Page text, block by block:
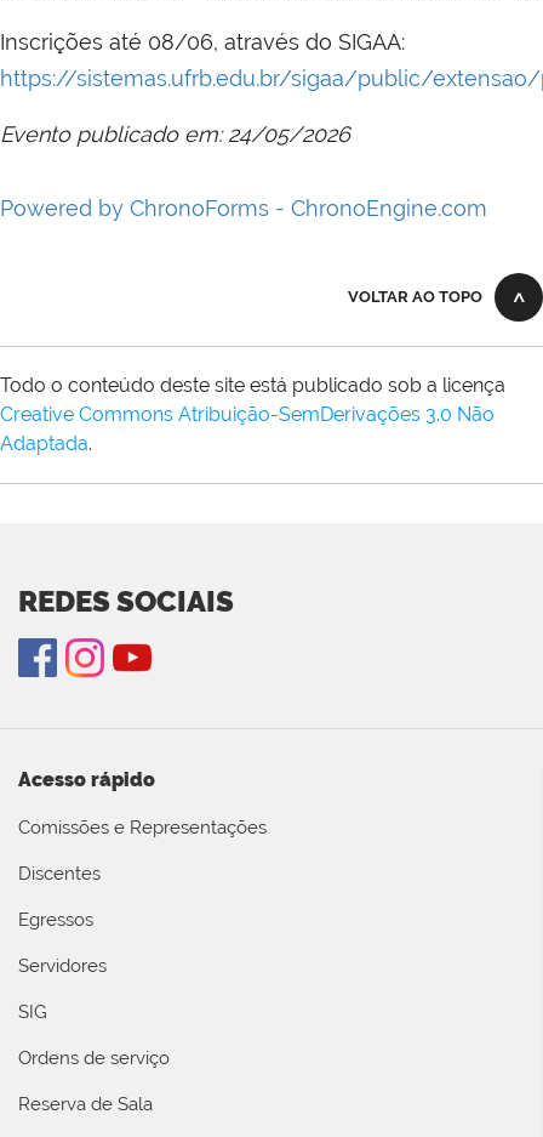
Inscrições até 08/06, através do SIGAA:
https://sistemas.ufrb.edu.br/sigaa/public/extensao/
Evento publicado em: 24/05/2026
Powered by ChronoForms - ChronoEngine.com
VOLTAR AO TOPO
Todo o conteúdo deste site está publicado sob a licença
Creative Commons Atribuição-SemDerivações 3.0 Não
Adaptada.
REDES SOCIAIS
Acesso rápido
Comissões e Representações
Discentes
Egressos
Servidores
SIG
Ordens de serviço
Reserva de Sala